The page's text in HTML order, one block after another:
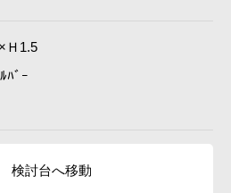
Ｈ1.5
ﾊﾞｰ
検討台へ移動